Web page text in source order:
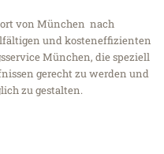
von München nach
und kosteneffizienten
München, die speziell
gerecht zu werden und
zu gestalten.